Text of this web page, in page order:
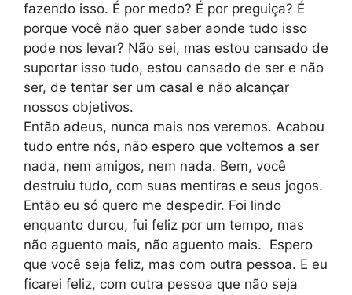
fazendo isso. É por medo? É por preguiça? É
porque você não quer saber aonde tudo isso
pode nos levar? Não sei, mas estou cansado de
suportar isso tudo, estou cansado de ser e não
ser, de tentar ser um casal e não alcançar
nossos objetivos.
Então adeus, nunca mais nos veremos. Acabou
tudo entre nós, não espero que voltemos a ser
nada, nem amigos, nem nada. Bem, você
destruiu tudo, com suas mentiras e seus jogos.
Então eu só quero me despedir. Foi lindo
enquanto durou, fui feliz por um tempo, mas
não aguento mais, não aguento mais. Espero
que você seja feliz, mas com outra pessoa. E eu
ficarei feliz, com outra pessoa que não seja